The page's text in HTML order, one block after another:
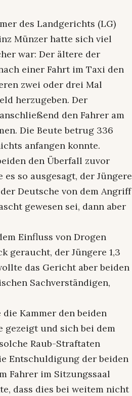
des Landgerichts (LG)
Münzer hatte sich viel
war: Der ältere der
einer Fahrt im Taxi den
zwei oder drei Mal
herzugeben. Der
den Fahrer am
Die Beute betrug 336
anfangen konnte.
den Überfall zuvor
so ausgesagt, der Jüngere
Deutsche von dem Angriff
gewesen sei, dann aber
Einfluss von Drogen
geraucht, der Jüngere 1,3
das Gericht aber beiden
Sachverständigen,
die Kammer den beiden
gezeigt und sich bei dem
Raub-Straftaten
Entschuldigung der beiden
Fahrer im Sitzungssaal
dass dies bei weitem nicht